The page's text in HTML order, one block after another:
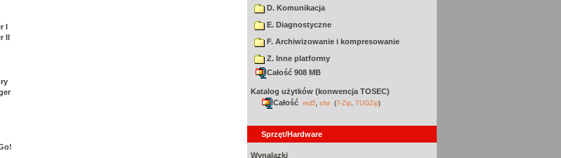
I
II
D. Komunikacja
E. Diagnostyczne
F. Archiwizowanie i kompresowanie
Z. Inne platformy
Całość 908 MB
Katalog użytków (konwencja TOSEC)
Całość md5 sha (7-Zip TUGZip)
Sprzęt/Hardware
Wynalazki